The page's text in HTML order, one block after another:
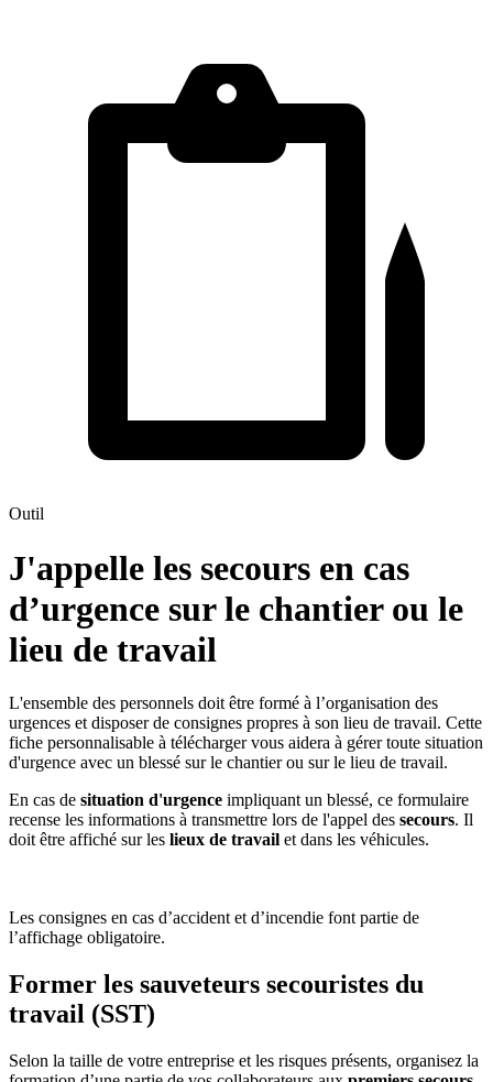
Outil
J'appelle les secours en cas
d’urgence sur le chantier ou le
lieu de travail
L'ensemble des personnels doit être formé à l’organisation des
urgences et disposer de consignes propres à son lieu de travail. Cette
fiche personnalisable à télécharger vous aidera à gérer toute situation
d'urgence avec un blessé sur le chantier ou sur le lieu de travail.
En cas de situation d'urgence impliquant un blessé, ce formulaire
recense les informations à transmettre lors de l'appel des secours. Il
doit être affiché sur les lieux de travail et dans les véhicules.
Les consignes en cas d’accident et d’incendie font partie de
l’affichage obligatoire.
Former les sauveteurs secouristes du
travail (SST)
Selon la taille de votre entreprise et les risques présents, organisez la